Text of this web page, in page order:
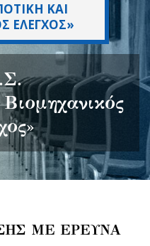
ΚΑΙ
ΕΛΕΓΧΟΣ»
ΜΕ ΕΡΕΥΝΑ